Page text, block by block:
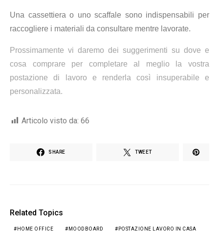
Una cassettiera o uno scaffale sono indispensabili per
raccogliere i materiali da consultare mentre lavorate.
Prossimamente vi daremo dei suggerimenti su dove e
cosa comprare per completare al meglio la vostra
postazione di lavoro e renderla così insuperabile e
personalizzata.
Articolo visto da: 66
SHARE TWEET
Related Topics
HOME OFFICE MOODBOARD POSTAZIONE LAVORO IN CASA